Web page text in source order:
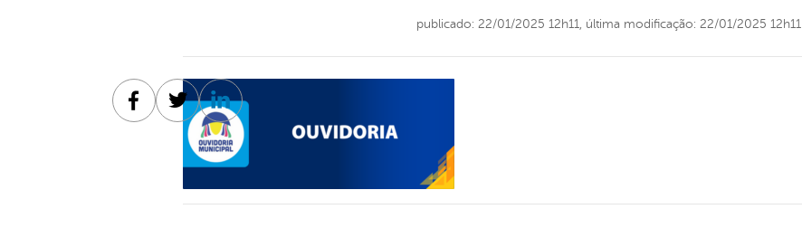
publicado: 22/01/2025 12h11, última modificação: 22/01/2025 12h11
Facebook
TwitterLinkedin